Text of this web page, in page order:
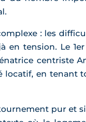
: les
tension. Le
centriste
en tenant
pur et